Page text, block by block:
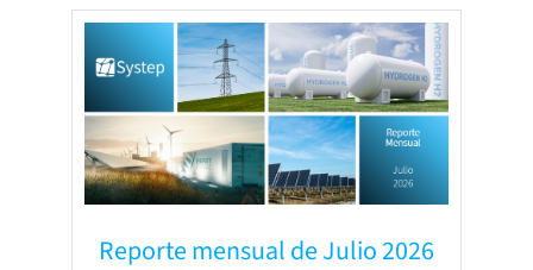
Reporte mensual de Julio 2026